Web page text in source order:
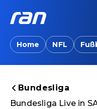
Home NFL
Bundesliga
Bundesliga Live in